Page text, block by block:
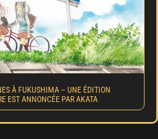
À FUKUSHIMA – UNE ÉDITION
EST ANNONCÉE PAR AKATA